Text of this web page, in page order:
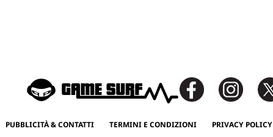
PUBBLICITÀ & CONTATTI TERMINI E CONDIZIONI PRIVACY POLICY